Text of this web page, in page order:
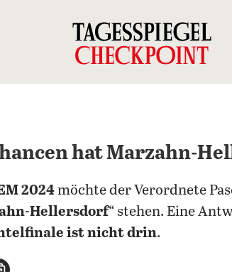
hat Marzahn-
2024möchte der Verordnete
Hellersdorf“ stehen. Eine
ist nicht drin.
teilen
E-Mail teilen